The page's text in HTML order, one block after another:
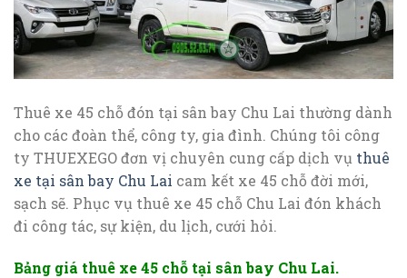
Thuê xe 45 chỗ đón tại sân bay Chu Lai thường dành
cho các đoàn thể, công ty, gia đình. Chúng tôi công
ty THUEXEGO đơn vị chuyên cung cấp dịch vụ thuê
xe tại sân bay Chu Lai cam kết xe 45 chỗ đời mới,
sạch sẽ. Phục vụ thuê xe 45 chỗ Chu Lai đón khách
đi công tác, sự kiện, du lịch, cưới hỏi.
Bảng giá thuê xe 45 chỗ tại sân bay Chu Lai.